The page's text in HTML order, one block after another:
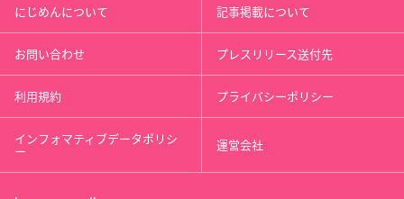
にじめんについて 記事掲載について
お問い合わせ プレスリリース送付先
利用規約 プライバシーポリシー
インフォマティブデータポリシ
ー 運営会社